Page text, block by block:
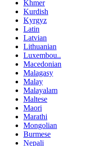
Khmer
Kurdish
Kyrgyz
Latin
Latvian
Lithuanian
Luxembou..
Macedonian
Malagasy
Malay
Malayalam
Maltese
Maori
Marathi
Mongolian
Burmese
Nepali